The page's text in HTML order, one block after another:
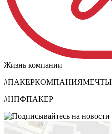
Жизнь компании
#ПАКЕРКОМПАНИЯМЕЧТЫ
#НПФПАКЕР